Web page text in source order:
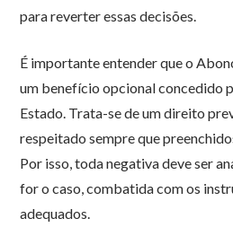
para reverter essas decisões.
É importante entender que o
um benefício opcional concedido
Estado. Trata-se de um direito
respeitado sempre que
Por isso, toda negativa deve ser
for o caso, combatida com os
adequados.